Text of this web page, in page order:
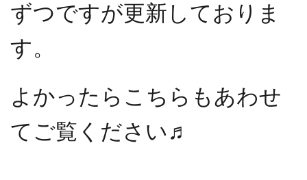
ずつですが更新しておりま
す。
よかったらこちらもあわせ
てご覧ください♬